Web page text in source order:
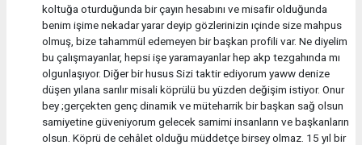
koltuğa oturduğunda bir çayın hesabını ve misafir olduğunda
benim işime nekadar yarar deyip gözlerinizin ıçinde size mahpus
olmuş, bize tahammül edemeyen bir başkan profili var. Ne diyelim
bu çalışmayanlar, hepsi işe yaramayanlar hep akp tezgahında mı
olgunlaşıyor. Diğer bir husus Sizi taktir ediyorum yaww denize
düşen yılana sarılır misali köprülü bu yüzden değişim istiyor. Onur
bey ;gerçekten genç dinamik ve müteharrik bir başkan sağ olsun
samiyetine güveniyorum gelecek samimi insanların ve başkanların
olsun. Köprü de cehâlet olduğu müddetçe birsey olmaz. 15 yıl bir